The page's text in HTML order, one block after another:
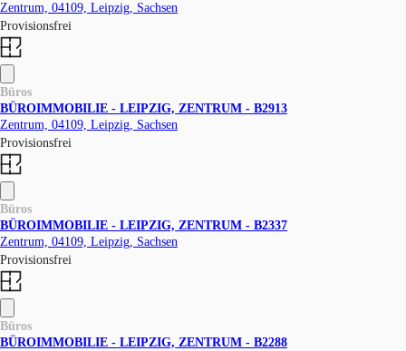
Zentrum, 04109, Leipzig, Sachsen
Provisionsfrei
Büros
BÜROIMMOBILIE - LEIPZIG, ZENTRUM - B2913
Zentrum, 04109, Leipzig, Sachsen
Provisionsfrei
Büros
BÜROIMMOBILIE - LEIPZIG, ZENTRUM - B2337
Zentrum, 04109, Leipzig, Sachsen
Provisionsfrei
Büros
BÜROIMMOBILIE - LEIPZIG, ZENTRUM - B2288